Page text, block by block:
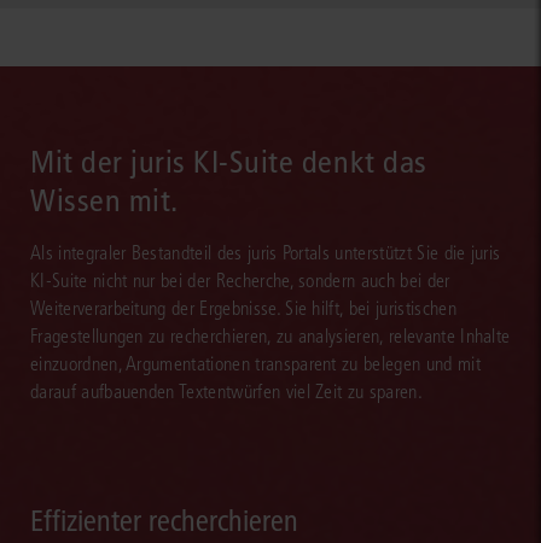
Mit der juris KI-Suite denkt das
Wissen mit.
Als integraler Bestandteil des juris Portals unterstützt Sie die juris
KI-Suite nicht nur bei der Recherche, sondern auch bei der
Weiterverarbeitung der Ergebnisse. Sie hilft, bei juristischen
Fragestellungen zu recherchieren, zu analysieren, relevante Inhalte
einzuordnen, Argumentationen transparent zu belegen und mit
darauf aufbauenden Textentwürfen viel Zeit zu sparen.
Effizienter recherchieren